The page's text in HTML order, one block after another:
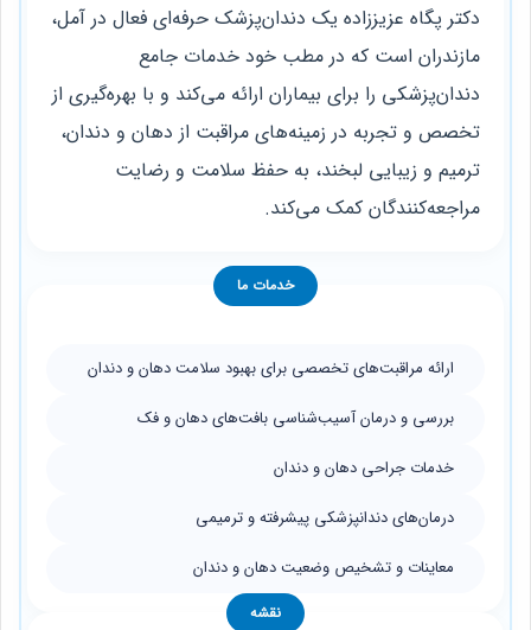
دکتر پگاه عزیززاده یک دندان‌پزشک حرفه‌ای فعال در آمل،
مازندران است که در مطب خود خدمات جامع
دندان‌پزشکی را برای بیماران ارائه می‌کند و با بهره‌گیری از
تخصص و تجربه در زمینه‌های مراقبت از دهان و دندان،
ترمیم و زیبایی لبخند، به حفظ سلامت و رضایت
مراجعه‌کنندگان کمک می‌کند.
خدمات ما
ارائه مراقبت‌های تخصصی برای بهبود سلامت دهان و دندان
بررسی و درمان آسیب‌شناسی بافت‌های دهان و فک
خدمات جراحی دهان و دندان
درمان‌های دندانپزشکی پیشرفته و ترمیمی
معاینات و تشخیص وضعیت دهان و دندان
نقشه